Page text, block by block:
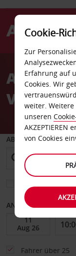
Avis
Vista
ABHOLEN VON
ANFANGSDATUM
Fahrer über 25
Cookie-
Zur
Erfahrung auf
Cookies. Wir
weiter.
unseren
von Cookies